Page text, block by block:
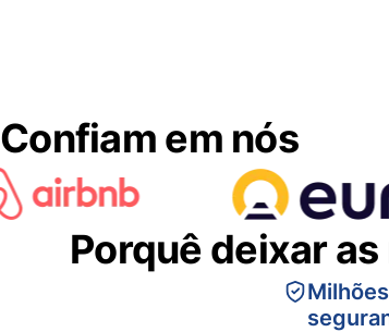
Confiam em nós
Porquê deixar